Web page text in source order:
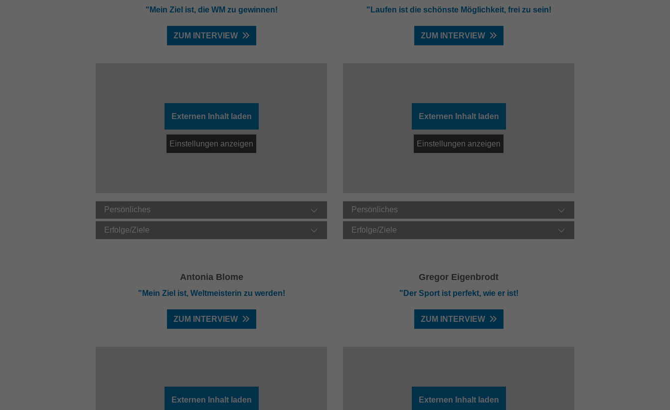
"Mein Ziel ist, die WM zu gewinnen!
ZUM INTERVIEW
Externen Inhalt laden
Einstellungen anzeigen
Persönliches
Erfolge/Ziele
"Laufen ist die schönste Möglichkeit, frei zu sein!
ZUM INTERVIEW
Externen Inhalt laden
Einstellungen anzeigen
Persönliches
Erfolge/Ziele
Antonia Blome
"Mein Ziel ist, Weltmeisterin zu werden!
ZUM INTERVIEW
Externen Inhalt laden
Gregor Eigenbrodt
"Der Sport ist perfekt, wie er ist!
ZUM INTERVIEW
Externen Inhalt laden